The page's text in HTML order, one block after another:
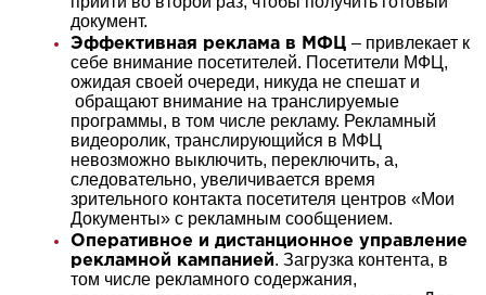
документ.
Эффективная реклама в МФЦ – привлекает к
себе внимание посетителей. Посетители МФЦ,
ожидая своей очереди, никуда не спешат и
обращают внимание на транслируемые
программы, в том числе рекламу. Рекламный
видеоролик, транслирующийся в МФЦ
невозможно выключить, переключить, а,
следовательно, увеличивается время
зрительного контакта посетителя центров «Мои
Документы» с рекламным сообщением.
Оперативное и дистанционное управление
рекламной кампанией. Загрузка контента, в
том числе рекламного содержания,